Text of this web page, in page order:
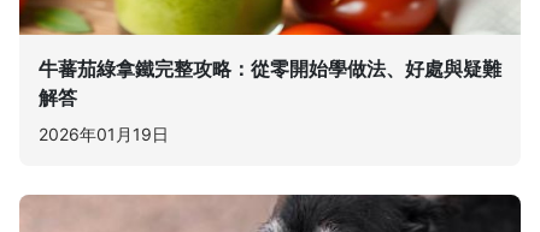
牛蕃茄綠拿鐵完整攻略：從零開始學做法、好處與疑難
解答
2026年01月19日